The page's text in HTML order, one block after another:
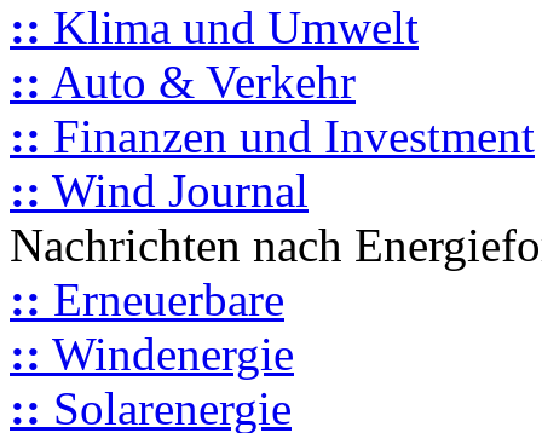
:: Klima und Umwelt
:: Auto & Verkehr
:: Finanzen und Investment
:: Wind Journal
Nachrichten nach
:: Erneuerbare
:: Windenergie
:: Solarenergie